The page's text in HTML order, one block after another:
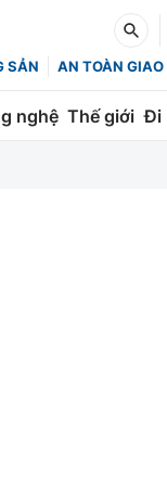
SẢN AN TOÀN
nghệ Thế giới Đi